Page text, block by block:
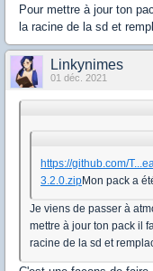
Pour mettre à jour ton
la racine de la sd et
Linkynimes
01 déc. 2021
https://github.com/
3.2.0.zipMon pack a
Je viens de passer à
mettre à jour ton pack il
racine de la sd et